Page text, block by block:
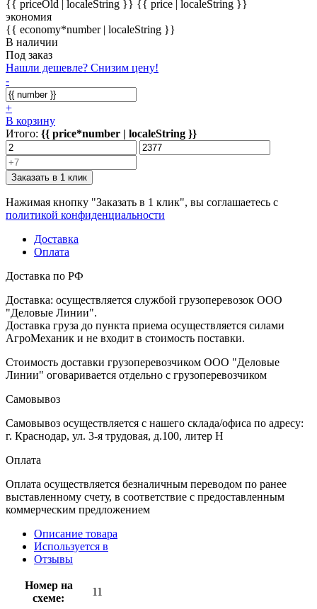
{{ priceOld | localeString }} {{ price | localeString }}
экономия
{{ economy*number | localeString }}
В наличии
Под заказ
Нашли дешевле? Снизим цену!
-
+
В корзину
Итого: {{ price*number | localeString }}
Заказать в 1 клик
Нажимая кнопку "Заказать в 1 клик", вы соглашаетесь с
политикой конфиденциальности
Доставка
Оплата
Доставка по РФ
Доставка: осуществляется службой грузоперевозок ООО
"Деловые Линии".
Доставка груза до пункта приема осуществляется силами
АгроМеханик и не входит в стоимость поставки.
Стоимость доставки грузоперевозчиком ООО "Деловые
Линии" оговаривается отдельно с грузоперевозчиком
Самовывоз
Самовывоз осуществляется с нашего склада/офиса по адресу:
г. Краснодар, ул. 3-я трудовая, д.100, литер Н
Оплата
Оплата осуществляется безналичным переводом по ранее
выставленному счету, в соответствие с предоставленным
коммерческим предложением
Описание товара
Используется в
Отзывы
Номер на
схеме:
11